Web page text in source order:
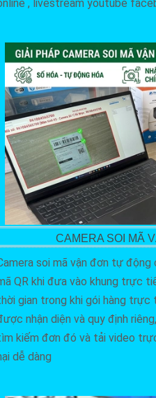
, livestream youtube
CAMERA SOI MÃ
soi mã vận đơn tự
QR khi đưa vào khung trực
gian trong khi gói hàng trực
nhận diện và quy định
kiếm đơn đó và tải video
dễ dàng